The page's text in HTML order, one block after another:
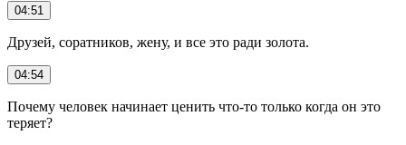
04:51
Друзей, соратников, жену, и все это ради золота.
04:54
Почему человек начинает ценить что-то только когда он это
теряет?